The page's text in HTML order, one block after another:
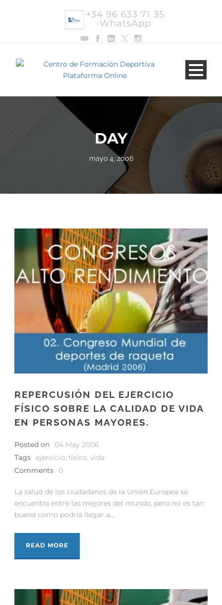
+34 96 633 71 35
·WhatsApp·
DAY
mayo 4, 2006
REPERCUSIÓN DEL EJERCICIO
FÍSICO SOBRE LA CALIDAD DE VIDA
EN PERSONAS MAYORES.
Posted on
04 May 2006
Tags ejercicio, físico, vida
Comments
0
La salud de los ciudadanos de la Unión Europea se
encuentra entre las mejores del mundo, pero no es tan
buena como podría llegar a...
READ MORE